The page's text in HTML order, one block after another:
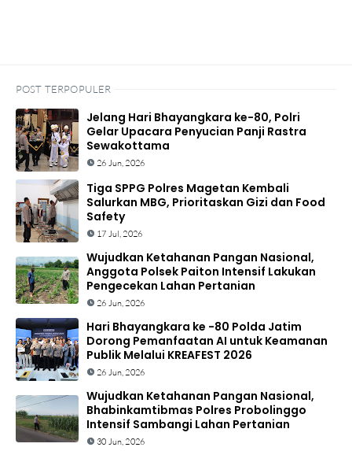
POST TERPOPULER
Jelang Hari Bhayangkara ke-80, Polri
Gelar Upacara Penyucian Panji Rastra
Sewakottama
26 Jun, 2026
Tiga SPPG Polres Magetan Kembali
Salurkan MBG, Prioritaskan Gizi dan Food
Safety
17 Jul, 2026
Wujudkan Ketahanan Pangan Nasional,
Anggota Polsek Paiton Intensif Lakukan
Pengecekan Lahan Pertanian
26 Jun, 2026
Hari Bhayangkara ke -80 Polda Jatim
Dorong Pemanfaatan AI untuk Keamanan
Publik Melalui KREAFEST 2026
26 Jun, 2026
Wujudkan Ketahanan Pangan Nasional,
Bhabinkamtibmas Polres Probolinggo
Intensif Sambangi Lahan Pertanian
30 Jun, 2026